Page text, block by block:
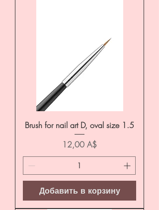
Brush for nail art D, oval size 1.5
Цена
12,00 A$
Добавить в корзину